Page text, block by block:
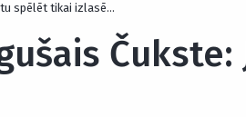
spēlēt tikai izlasē…